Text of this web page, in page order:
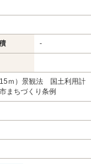
-
ｍ）景観法 国土利用計
まちづくり条例